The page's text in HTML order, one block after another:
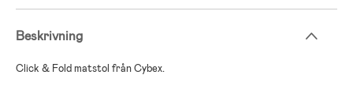
Beskrivning
Click & Fold matstol från Cybex.